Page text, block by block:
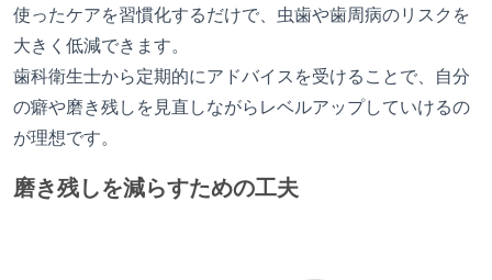
使ったケアを習慣化するだけで、虫歯や歯周病のリスクを
大きく低減できます。
歯科衛生士から定期的にアドバイスを受けることで、自分
の癖や磨き残しを見直しながらレベルアップしていけるの
が理想です。
磨き残しを減らすための工夫